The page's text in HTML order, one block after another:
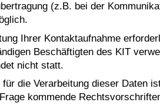
(z.B. bei der
Ihrer Kontaktaufnahme
Beschäftigten des KIT
nicht statt.
für die Verarbeitung dieser Daten
kommende